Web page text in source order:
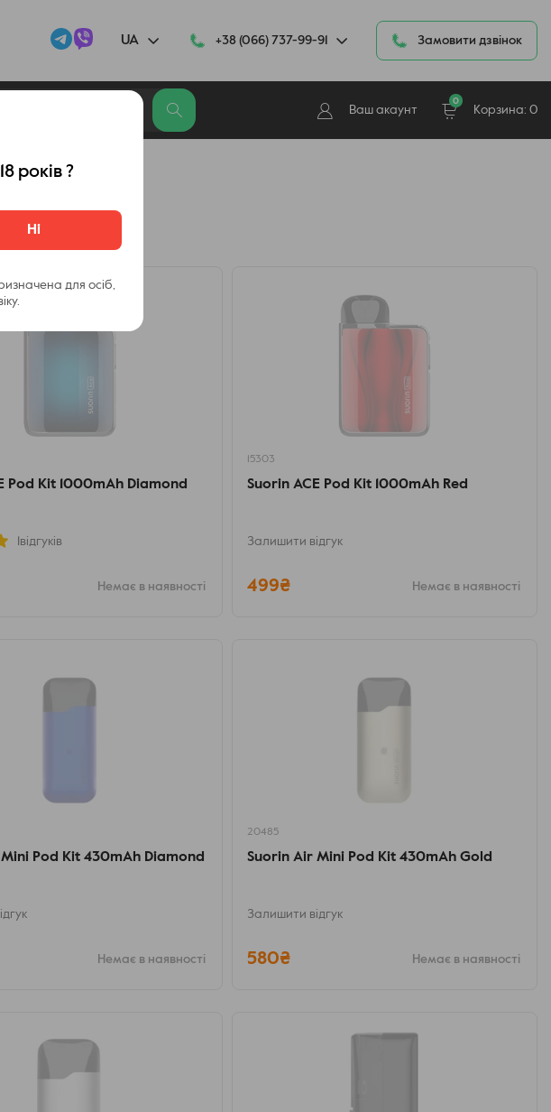
UA +38 (066) 737-99-91 Замовити дзвінок
Ваш акаунт
0
Корзина: 0
Pod Kit 1000mAh Diamond
1відгуків
Немає в наявності
15303
Suorin ACE Pod Kit 1000mAh Red
Залишити відгук
499₴ Немає в наявності
Pod Kit 430mAh Diamond
Немає в наявності
20485
Suorin Air Mini Pod Kit 430mAh Gold
Залишити відгук
580₴ Немає в наявності
років ?
Ні
для осіб,